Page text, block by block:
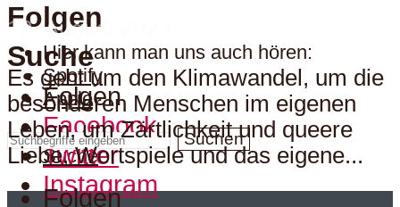
Hier kann man uns auch hören:
Spotify
Apple
Suche
Folgen
Folgen
Facebook
Twitter
Instagram
Suche
Suchen
Folgen
12. August 2023
Es geht um den Klimawandel, um die
besonderen Menschen im eigenen
Leben, um Zärtlichkeit und queere
Liebe, Wortspiele und das eigene...